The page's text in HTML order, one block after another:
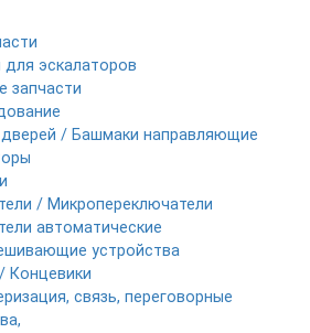
для эскалаторов
запчасти
/ Башмаки направляющие
/ Микропереключатели
автоматические
устройства
Концевики
связь, переговорные